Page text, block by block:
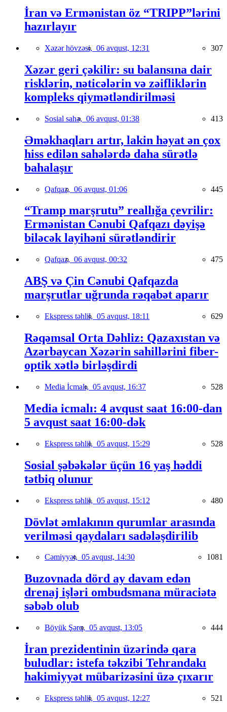
İran və Ermənistan öz “TRIPP”lərini
hazırlayır
Xəzər hövzəsi, 06 avqust, 12:31 307
Xəzər geri çəkilir: su balansına dair
risklərin, nəticələrin və zəifliklərin
kompleks qiymətləndirilməsi
Sosial sahə, 06 avqust, 01:38 413
Əməkhaqları artır, lakin həyat ən çox
hiss edilən sahələrdə daha sürətlə
bahalaşır
Qafqaz, 06 avqust, 01:06 445
“Tramp marşrutu” reallığa çevrilir:
Ermənistan Cənubi Qafqazı dəyişə
biləcək layihəni sürətləndirir
Qafqaz, 06 avqust, 00:32 475
ABŞ və Çin Cənubi Qafqazda
marşrutlar uğrunda rəqabət aparır
Ekspress təhlil, 05 avqust, 18:11 629
Rəqəmsal Orta Dəhliz: Qazaxıstan və
Azərbaycan Xəzərin sahillərini fiber-
optik xətlə birləşdirdi
Media İcmalı, 05 avqust, 16:37 528
Media icmalı: 4 avqust saat 16:00-dan
5 avqust saat 16:00-dək
Ekspress təhlil, 05 avqust, 15:29 528
Sosial şəbəkələr üçün 16 yaş həddi
tətbiq olunur
Ekspress təhlil, 05 avqust, 15:12 480
Dövlət əmlakının qurumlar arasında
verilməsi qaydaları sadələşdirilib
Cəmiyyət, 05 avqust, 14:30 1081
Buzovnada dörd ay davam edən
drenaj işləri ombudsmana müraciətə
səbəb olub
Böyük Şərq, 05 avqust, 13:05 444
İran prezidentinin üzərində qara
buludlar: istefa təkzibi Tehrandakı
hakimiyyət mübarizəsini üzə çıxarır
Ekspress təhlil, 05 avqust, 12:27 521